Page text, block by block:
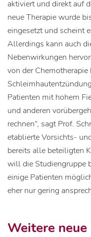
aktiviert und direkt auf
neue Therapie wurde
eingesetzt und scheint
Allerdings kann auch
Nebenwirkungen
von der
Patienten mit hohem
und anderen
rechnen“, sagt Prof.
etablierte Vorsichts-
bereits alle beteiligten
will die Studiengruppe
einige Patienten
eher nur gering
Weitere